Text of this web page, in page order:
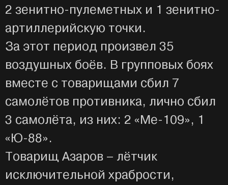
2 зенитно-пулеметных и 1 зенитно-
артиллерийскую точки.
За этот период произвел 35
воздушных боёв. В групповых боях
вместе с товарищами сбил 7
самолётов противника, лично сбил
3 самолёта, из них: 2 «Ме-109», 1
«Ю-88».
Товарищ Азаров – лётчик
исключительной храбрости,